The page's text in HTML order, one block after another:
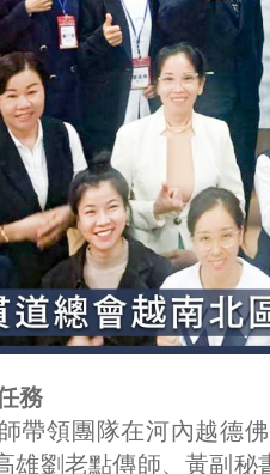
務
帶領團隊在河內越德
雄劉老點傳師、黃副秘